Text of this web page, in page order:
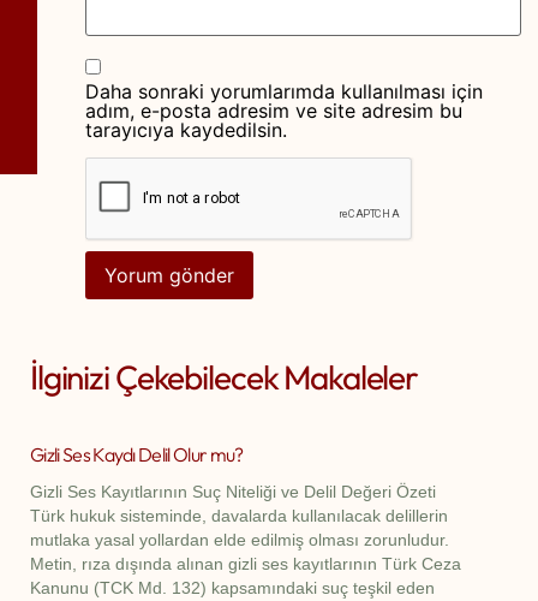
Daha sonraki yorumlarımda kullanılması için
adım, e-posta adresim ve site adresim bu
tarayıcıya kaydedilsin.
İlginizi Çekebilecek Makaleler
Gizli Ses Kaydı Delil Olur mu?
Gizli Ses Kayıtlarının Suç Niteliği ve Delil Değeri Özeti
Türk hukuk sisteminde, davalarda kullanılacak delillerin
mutlaka yasal yollardan elde edilmiş olması zorunludur.
Metin, rıza dışında alınan gizli ses kayıtlarının Türk Ceza
Kanunu (TCK Md. 132) kapsamındaki suç teşkil eden